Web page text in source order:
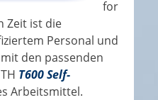
for
Zeit ist die
Personal und
den passenden
T600 Self-
Arbeitsmittel.